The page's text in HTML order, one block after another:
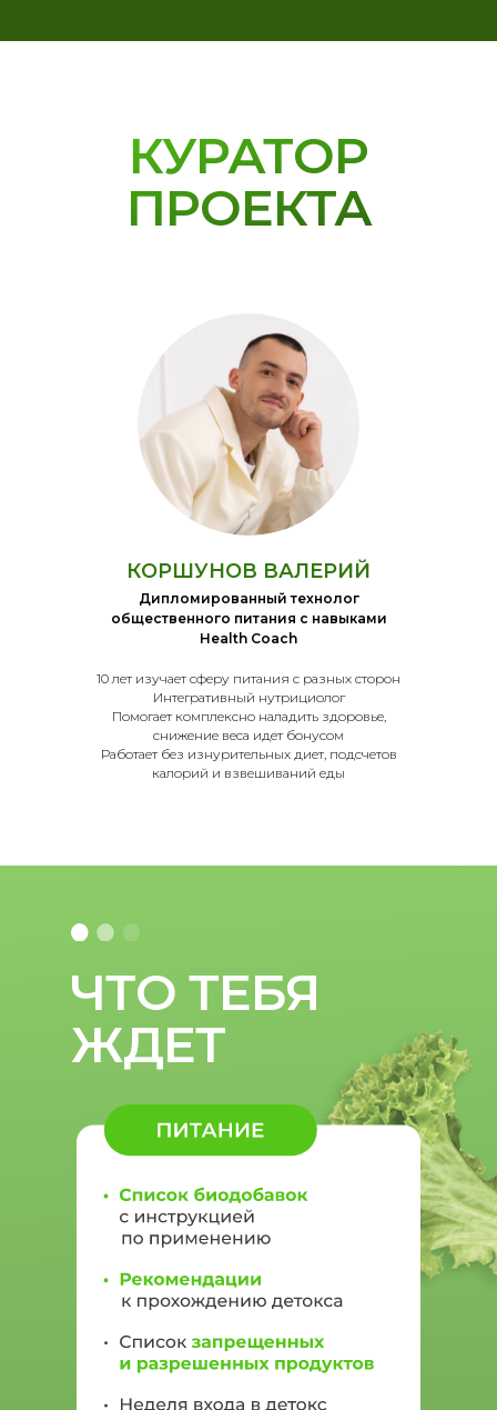
КУРАТОР
ПРОЕКТА
КОРШУНОВ ВАЛЕРИЙ
Дипломированный технолог
общественного питания с навыками
Health Coach
10 лет изучает сферу питания с разных сторон
Интегративный нутрициолог
Помогает комплексно наладить здоровье,
снижение веса идет бонусом
Работает без изнурительных диет, подсчетов
калорий и взвешиваний еды
ЧТО ТЕБЯ
ЖДЕТ